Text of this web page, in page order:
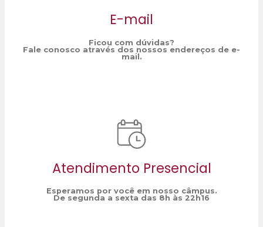
E-mail
Ficou com dúvidas?
Fale conosco através dos nossos endereços de e-
mail.
Atendimento Presencial
Esperamos por você em nosso câmpus.
De segunda a sexta das 8h às 22h16